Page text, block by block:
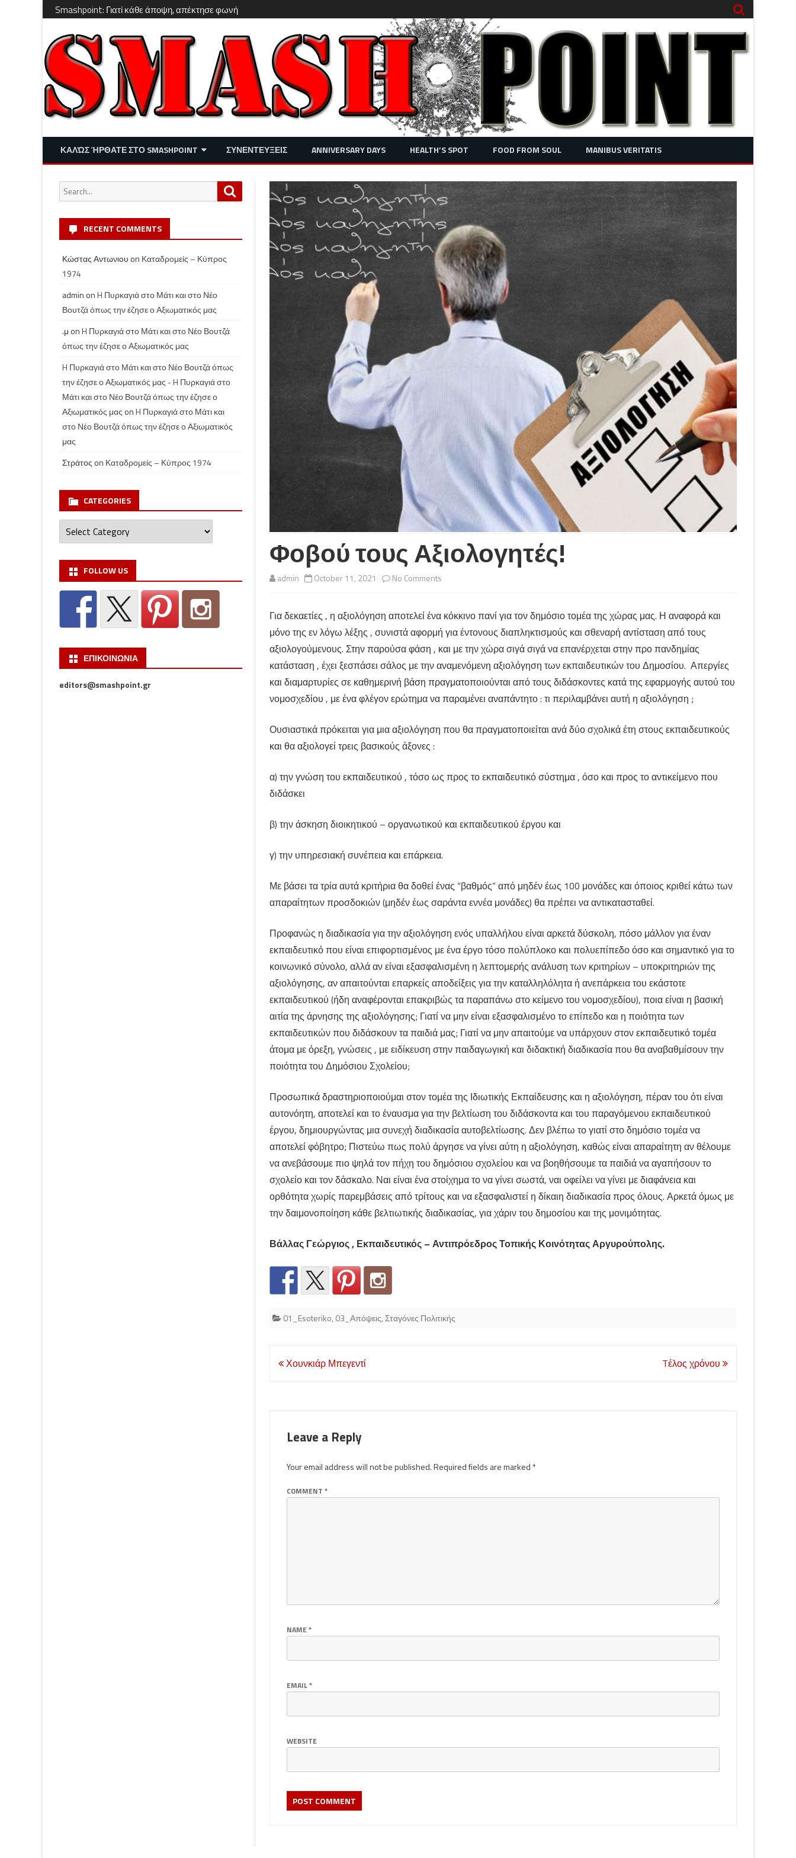
Smashpoint: Γιατί κάθε άποψη, απέκτησε φωνή
Skip
content
ΚΑΛΏΣ ΉΡΘΑΤΕ ΣΤΟ SMASHPOINT
ΔΙΑΣΚΈΔΑΣΗ – LIFESTYLE
ΣΥΝΕΝΤΕΥΞΕΙΣ ANNIVERSARY DAYS HEALTH’S SPOT FOOD FROM SOUL MANIBUS VERITATIS
Φοβού τους Αξιολογητές!
admin October 11, 2021 No Commentson
τους
Αξιολογητές!
Για δεκαετίες , η αξιολόγηση αποτελεί ένα κόκκινο πανί για τον δημόσιο τομέα της χώρας μας. Η αναφορά και
μόνο της εν λόγω λέξης , συνιστά αφορμή για έντονους διαπληκτισμούς και σθεναρή αντίσταση από τους
αξιολογούμενους. Στην παρούσα φάση , και με την χώρα σιγά σιγά να επανέρχεται στην προ πανδημίας
κατάσταση , έχει ξεσπάσει σάλος με την αναμενόμενη αξιολόγηση των εκπαιδευτικών του Δημοσίου. Απεργίες
και διαμαρτυρίες σε καθημερινή βάση πραγματοποιούνται από τους διδάσκοντες κατά της εφαρμογής αυτού του
νομοσχεδίου , με ένα φλέγον ερώτημα να παραμένει αναπάντητο : τι περιλαμβάνει αυτή η αξιολόγηση ;
Ουσιαστικά πρόκειται για μια αξιολόγηση που θα πραγματοποιείται ανά δύο σχολικά έτη στους εκπαιδευτικούς
και θα αξιολογεί τρεις βασικούς άξονες :
α) την γνώση του εκπαιδευτικού , τόσο ως προς το εκπαιδευτικό σύστημα , όσο και προς το αντικείμενο που
διδάσκει
β) την άσκηση διοικητικού – οργανωτικού και εκπαιδευτικού έργου και
γ) την υπηρεσιακή συνέπεια και επάρκεια.
Με βάσει τα τρία αυτά κριτήρια θα δοθεί ένας “βαθμός” από μηδέν έως 100 μονάδες και όποιος κριθεί κάτω των
απαραίτητων προσδοκιών (μηδέν έως σαράντα εννέα μονάδες) θα πρέπει να αντικατασταθεί.
Προφανώς η διαδικασία για την αξιολόγηση ενός υπαλλήλου είναι αρκετά δύσκολη, πόσο μάλλον για έναν
εκπαιδευτικό που είναι επιφορτισμένος με ένα έργο τόσο πολύπλοκο και πολυεπίπεδο όσο και σημαντικό για το
κοινωνικό σύνολο, αλλά αν είναι εξασφαλισμένη η λεπτομερής ανάλυση των κριτηρίων – υποκριτηριών της
αξιολόγησης, αν απαιτούνται επαρκείς αποδείξεις για την καταλληλόλητα ή ανεπάρκεια του εκάστοτε
εκπαιδευτικού (ήδη αναφέρονται επακριβώς τα παραπάνω στο κείμενο του νομοσχεδίου), ποια είναι η βασική
αιτία της άρνησης της αξιολόγησης; Γιατί να μην είναι εξασφαλισμένο το επίπεδο και η ποιότητα των
εκπαιδευτικών που διδάσκουν τα παιδιά μας; Γιατί να μην απαιτούμε να υπάρχουν στον εκπαιδευτικό τομέα
άτομα με όρεξη, γνώσεις , με ειδίκευση στην παιδαγωγική και διδακτική διαδικασία που θα αναβαθμίσουν την
ποιότητα του Δημόσιου Σχολείου;
Προσωπικά δραστηριοποιούμαι στον τομέα της Ιδιωτικής Εκπαίδευσης και η αξιολόγηση, πέραν του ότι είναι
αυτονόητη, αποτελεί και το έναυσμα για την βελτίωση του διδάσκοντα και του παραγόμενου εκπαιδευτικού
έργου, δημιουργώντας μια συνεχή διαδικασία αυτοβελτίωσης. Δεν βλέπω το γιατί στο δημόσιο τομέα να
αποτελεί φόβητρο; Πιστεύω πως πολύ άργησε να γίνει αύτη η αξιολόγηση, καθώς είναι απαραίτητη αν θέλουμε
να ανεβάσουμε πιο ψηλά τον πήχη του δημόσιου σχολείου και να βοηθήσουμε τα παιδιά να αγαπήσουν το
σχολείο και τον δάσκαλο. Ναι είναι ένα στοίχημα το να γίνει σωστά, ναι οφείλει να γίνει με διαφάνεια και
ορθότητα χωρίς παρεμβάσεις από τρίτους και να εξασφαλιστεί η δίκαιη διαδικασία προς όλους. Αρκετά όμως με
την δαιμονοποίηση κάθε βελτιωτικής διαδικασίας, για χάριν του δημοσίου και της μονιμότητας.
Βάλλας Γεώργιος , Εκπαιδευτικός – Αντιπρόεδρος Τοπικής Κοινότητας Αργυρούπολης.
01_Esoteriko, 03_Απόψεις,Σταγόνες Πολιτικής
Post
Χουνκιάρ Μπεγεντί Tέλος χρόνου
Leave a Reply
Your email address will not be published.Required fields are marked *
COMMENT *
NAME*
EMAIL*
WEBSITE
Search
for:
RECENT COMMENTS
Κώστας Αντωνιου on Καταδρομείς – Κύπρος
1974
admin onH Πυρκαγιά στο Μάτι και στο Νέο
Βουτζά όπως την έζησε ο Αξιωματικός μας
.μ onH Πυρκαγιά στο Μάτι και στο Νέο Βουτζά
όπως την έζησε ο Αξιωματικός μας
H Πυρκαγιά στο Μάτι και στο Νέο Βουτζά όπως
την έζησε ο Αξιωματικός μας - H Πυρκαγιά στο
Μάτι και στο Νέο Βουτζά όπως την έζησε ο
Αξιωματικός μας onH Πυρκαγιά στο Μάτι και
στο Νέο Βουτζά όπως την έζησε ο Αξιωματικός
μας
Στράτος on Καταδρομείς – Κύπρος 1974
CATEGORIES
Categories
FOLLOW US
ΕΠΙΚΟΙΝΩΝΙΑ
editors@smashpoint.gr